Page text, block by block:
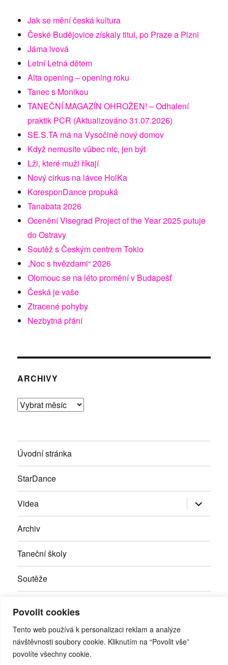
Povolit cookies
Tento web používá k personalizaci reklam a analýze
návštěvnosti soubory cookie. Kliknutím na “Povolit vše”
povolíte všechny cookie.
Jak se mění česká kultura
České Budějovice získaly titul, po Praze a Plzni
Jáma lvová
Letní Letná dětem
Alta opening – opening roku
Tanec s Monikou
TANEČNÍ MAGAZÍN OHROŽEN! – Odhalení
praktik PCR (Aktualizováno 31.07.2026)
SE.S.TA má na Vysočině nový domov
Když nemusíte vůbec nic, jen být
Lži, které muži říkají
Nový cirkus na lávce HolKa
KoresponDance propuká
Tanabata 2026
Ocenění Visegrad Project of the Year 2025 putuje
do Ostravy
Soutěž s Českým centrem Tokio
„Noc s hvězdami“ 2026
Olomouc se na léto promění v Budapešť
Česká je vaše
Ztracené pohyby
Nezbytná přání
ARCHIVY
Archivy
Úvodní stránka
StarDance
Videa Zobrazit
položky
Archiv
Taneční školy
Soutěže
Kontakty